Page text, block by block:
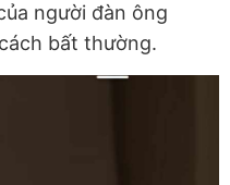
người đàn ông
bất thường.